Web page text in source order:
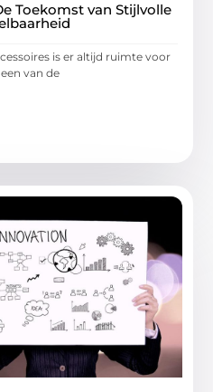
Toekomst van Stijlvolle
is er altijd ruimte voor
van de